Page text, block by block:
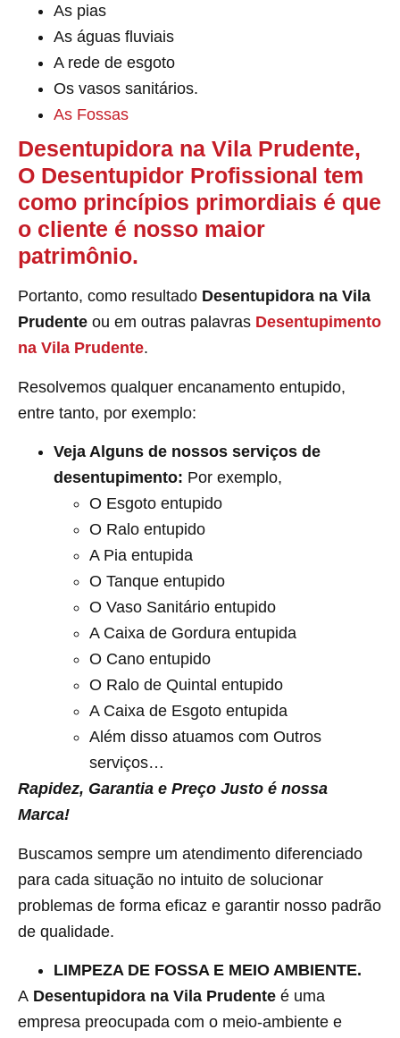
As pias
As águas fluviais
A rede de esgoto
Os vasos sanitários.
As Fossas
Desentupidora na Vila Prudente,
O Desentupidor Profissional tem
como princípios primordiais é que
o cliente é nosso maior
patrimônio.
Portanto, como resultado Desentupidora na Vila
Prudente ou em outras palavras Desentupimento
na Vila Prudente.
Resolvemos qualquer encanamento entupido,
entre tanto, por exemplo:
Veja Alguns de nossos serviços de
desentupimento: Por exemplo,
O Esgoto entupido
O Ralo entupido
A Pia entupida
O Tanque entupido
O Vaso Sanitário entupido
A Caixa de Gordura entupida
O Cano entupido
O Ralo de Quintal entupido
A Caixa de Esgoto entupida
Além disso atuamos com Outros
serviços…
Rapidez, Garantia e Preço Justo é nossa
Marca!
Buscamos sempre um atendimento diferenciado
para cada situação no intuito de solucionar
problemas de forma eficaz e garantir nosso padrão
de qualidade.
LIMPEZA DE FOSSA E MEIO AMBIENTE.
A Desentupidora na Vila Prudente é uma
empresa preocupada com o meio-ambiente e